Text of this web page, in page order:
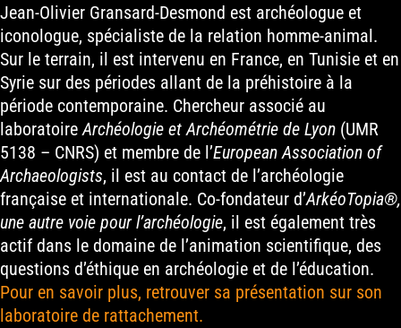
Jean-Olivier Gransard-Desmond est archéologue et
iconologue, spécialiste de la relation homme-animal.
Sur le terrain, il est intervenu en France, en Tunisie et en
Syrie sur des périodes allant de la préhistoire à la
période contemporaine. Chercheur associé au
laboratoire Archéologie et Archéométrie de Lyon(UMR
5138 – CNRS) et membre de l’European Association of
Archaeologists, il est au contact de l’archéologie
française et internationale. Co-fondateur d’ArkéoTopia®,
une autre voie pour l’archéologie, il est également très
actif dans le domaine de l’animation scientifique, des
questions d’éthique en archéologie et de l’éducation.
Pour en savoir plus, retrouver sa présentation sur son
laboratoire de rattachement.